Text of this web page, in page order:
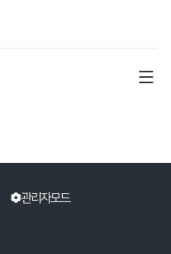
관리자모드